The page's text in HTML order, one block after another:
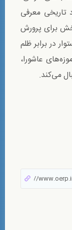
تاریخی معرفی
برای پرورش
در برابر ظلم
عاشورا،
می‌کند.